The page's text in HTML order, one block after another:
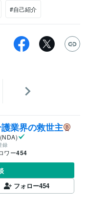
#自己紹介
業界の救世主
録
ワー454
フォロー454